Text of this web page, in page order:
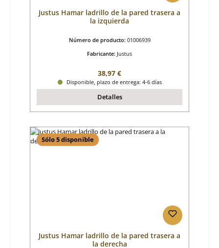
Justus Hamar ladrillo de la pared trasera a
la izquierda
Número de producto: 01006939
Fabricante: Justus
Precio normal:
38,97 €
Disponible, plazo de entrega: 4-6 días
Detalles
Sólo 5 disponible
Justus Hamar ladrillo de la pared trasera a
la derecha